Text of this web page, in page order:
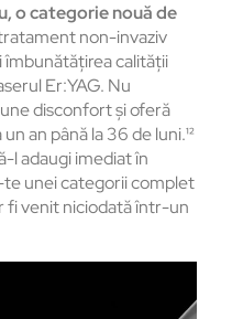
o categorie nouă de
non-invaziv
calității
Er:YAG. Nu
disconfort și oferă
an până la 36 de luni.¹²
l adaugi imediat în
unei categorii complet
fi venit niciodată într-un